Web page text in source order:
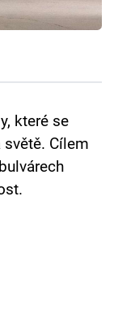
které se
Cílem